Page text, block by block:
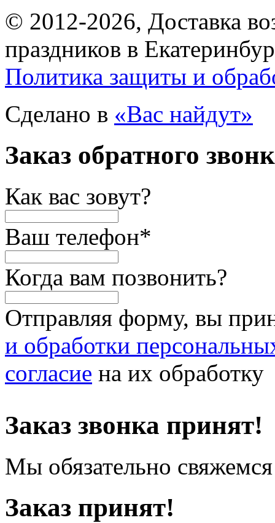
© 2012-2026, Доставка
праздников в
Политика защиты и
Сделано в «Вас найдут»
Заказ обратного
Как вас зовут?
Ваш телефон*
Когда вам позвонить?
Отправляя форму, вы
и обработки
согласие на их обработку
Заказ звонка принят!
Мы обязательно
Заказ принят!